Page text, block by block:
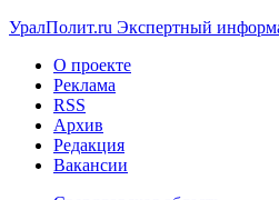
УралПолит.ru Экспертный
О проекте
Реклама
RSS
Архив
Редакция
Вакансии